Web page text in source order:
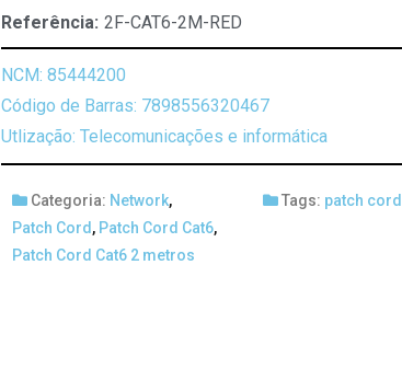
Referência: 2F-CAT6-2M-RED
NCM: 85444200
Código de Barras: 7898556320467
Utlização: Telecomunicações e informática
Categoria: Network,
Patch Cord , Patch Cord Cat6,
Patch Cord Cat6 2 metros
Tags: patch cord